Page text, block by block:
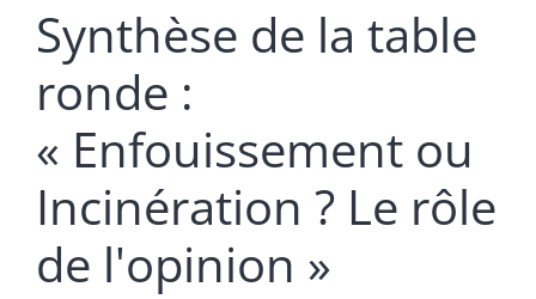
Synthèse de la table
ronde :
« Enfouissement ou
Incinération ? Le rôle
de l'opinion »